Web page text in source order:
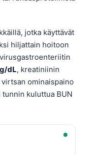
jotka käyttävät
hiljattain hoitoon
dL, kreatiniinin
ominaispaino
kuluttua BUN